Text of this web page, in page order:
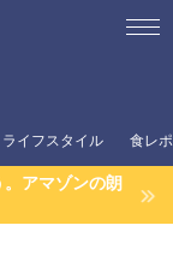
ライフスタイル 食レポ
。アマゾンの朗